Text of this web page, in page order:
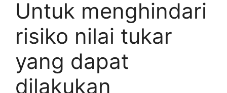
Untuk menghindari
risiko nilai tukar
yang dapat
dilakukan